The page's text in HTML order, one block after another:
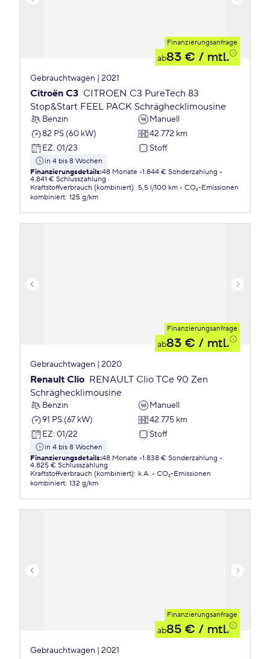
Finanzierungsanfrage
ab83 € / mtl.
Gebrauchtwagen | 2021
Citroën C3 CITROEN C3 PureTech 83
Stop&Start FEEL PACK Schräghecklimousine
Benzin
Manuell
82 PS (60 kW)
42.772 km
EZ: 01/23 Stoff
in 4 bis 8 Wochen
Finanzierungsdetails:48 Monate 1.844 € Sonderzahlung
4.841 € Schlusszahlung
Kraftstoffverbrauch (kombiniert): 5,5 l/100 km
CO₂-Emissionen
kombiniert: 125 g/km
Finanzierungsanfrage
ab83 € / mtl.
Gebrauchtwagen | 2020
Renault Clio RENAULT Clio TCe 90 Zen
Schräghecklimousine
Benzin
Manuell
91 PS (67 kW)
42.775 km
EZ: 01/22 Stoff
in 4 bis 8 Wochen
Finanzierungsdetails:48 Monate 1.838 € Sonderzahlung
4.825 € Schlusszahlung
Kraftstoffverbrauch (kombiniert): k.A.
CO₂-Emissionen
kombiniert: 132 g/km
Finanzierungsanfrage
ab85 € / mtl.
Gebrauchtwagen | 2021